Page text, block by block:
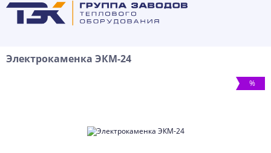
Электрокаменка ЭКМ-24
%